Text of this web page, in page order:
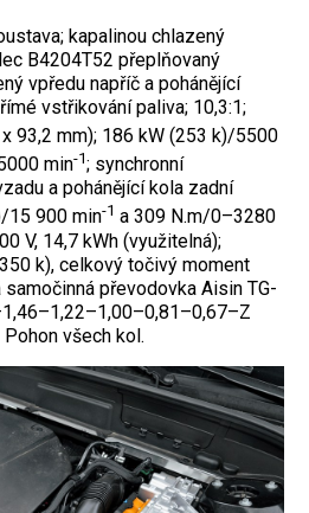
kapalinou chlazený
B4204T52 přeplňovaný
vpředu napříč a pohánějící
vstřikování paliva; 10,3:1;
93,2 mm); 186 kW (253 k)/5500
min-1; synchronní
a pohánějící kola zadní
15 900 min-1 a 309 N.m/0–3280
V, 14,7 kWh (využitelná);
k), celkový točivý moment
převodovka Aisin TG-
všech kol.